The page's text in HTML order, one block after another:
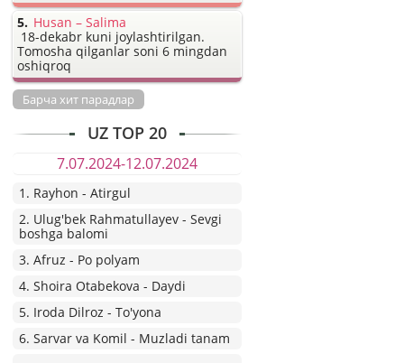
Husan – Salima
18-dekabr kuni joylashtirilgan.
Tomosha qilganlar soni 6 mingdan
oshiqroq
Барча хит парадлар
UZ TOP 20
7.07.2024-12.07.2024
1. Rayhon - Atirgul
2. Ulug'bek Rahmatullayev - Sevgi
boshga balomi
3. Afruz - Po polyam
4. Shoira Otabekova - Daydi
5. Iroda Dilroz - To'yona
6. Sarvar va Komil - Muzladi tanam